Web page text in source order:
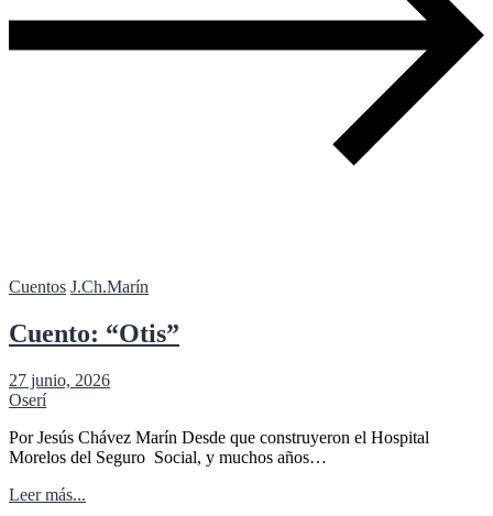
Cuentos J.Ch.Marín
Cuento: “Otis”
27 junio, 2026
Oserí
Por Jesús Chávez Marín Desde que construyeron el Hospital
Morelos del Seguro Social, y muchos años…
Leer más...